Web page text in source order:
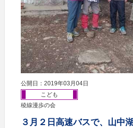
公開日：2019年03月04日
こども
稜線漫歩の会
３月２日高速バスで、山中